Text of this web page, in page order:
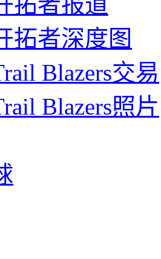
拓者深度图
Blazers交易
Blazers照片